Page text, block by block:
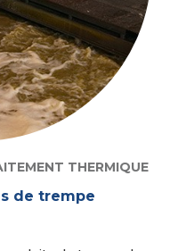
THERMIQUE
de trempe